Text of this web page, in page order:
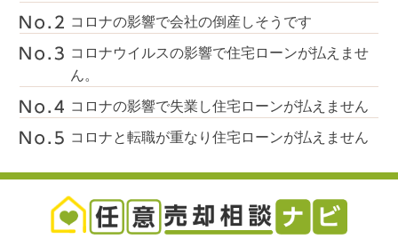
コロナの影響で会社の倒産しそうです
コロナウイルスの影響で住宅ローンが払えませ
ん。
コロナの影響で失業し住宅ローンが払えません
コロナと転職が重なり住宅ローンが払えません